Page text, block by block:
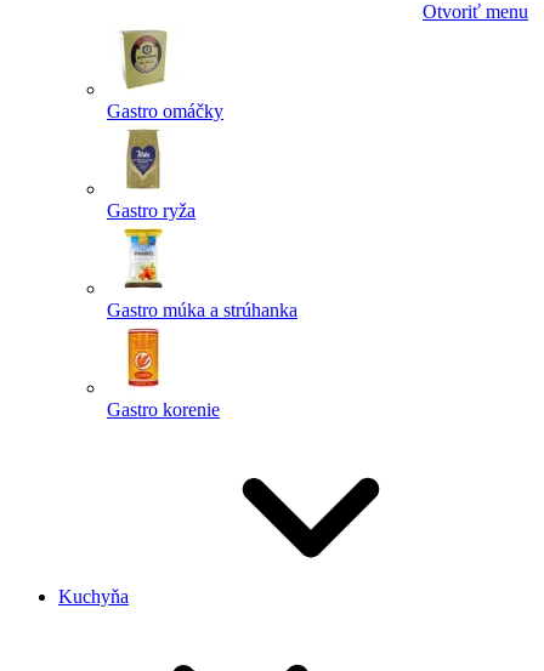
Otvoriť menu
Gastro omáčky
Gastro ryža
Gastro múka a strúhanka
Gastro korenie
Kuchyňa